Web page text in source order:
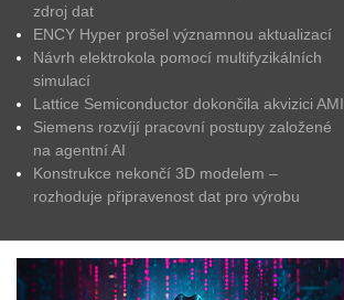
zdroj dat
ENCY Hyper prošel významnou aktualizací
Návrh elektrokola pomocí multifyzikálních
simulací
Lattice Semiconductor dokončila akvizici AMI
Siemens rozvíjí pracovní postupy založené
na agentní AI
Konstrukce nekončí 3D modelem –
rozhoduje připravenost dat pro výrobu